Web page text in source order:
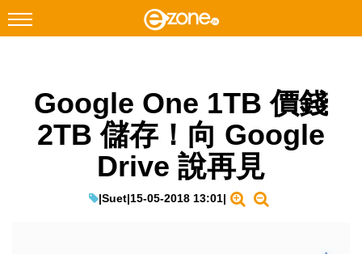
Facebook Instagram
科技焦點
Google One 1TB 價錢
2TB 儲存！向 Google
Drive 說再見
|Suet|15-05-2018 13:01|